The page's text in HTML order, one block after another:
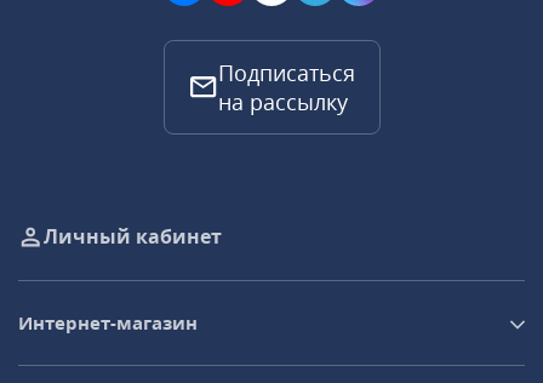
Подписаться
на рассылку
Личный кабинет
Интернет-магазин